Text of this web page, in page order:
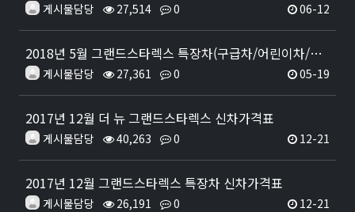
게시물담당 27,514 0 06-12
2018년 5월 그랜드스타렉스 특장차(구급차/어린이차/휠체어차/캠핑카) 신차가격표
게시물담당 27,361 0 05-19
2017년 12월 더 뉴 그랜드스타렉스 신차가격표
게시물담당 40,263 0 12-21
2017년 12월 그랜드스타렉스 특장차 신차가격표
게시물담당 26,191 0 12-21